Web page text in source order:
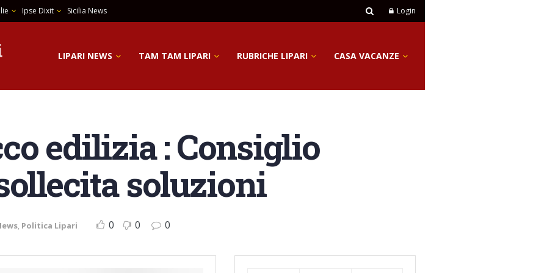
Ipse Dixit Sicilia News Login
LIPARI NEWS TAM TAM LIPARI RUBRICHE LIPARI CASA VACANZE
edilizia : Consiglio
soluzioni
, Politica Lipari 0 0 0